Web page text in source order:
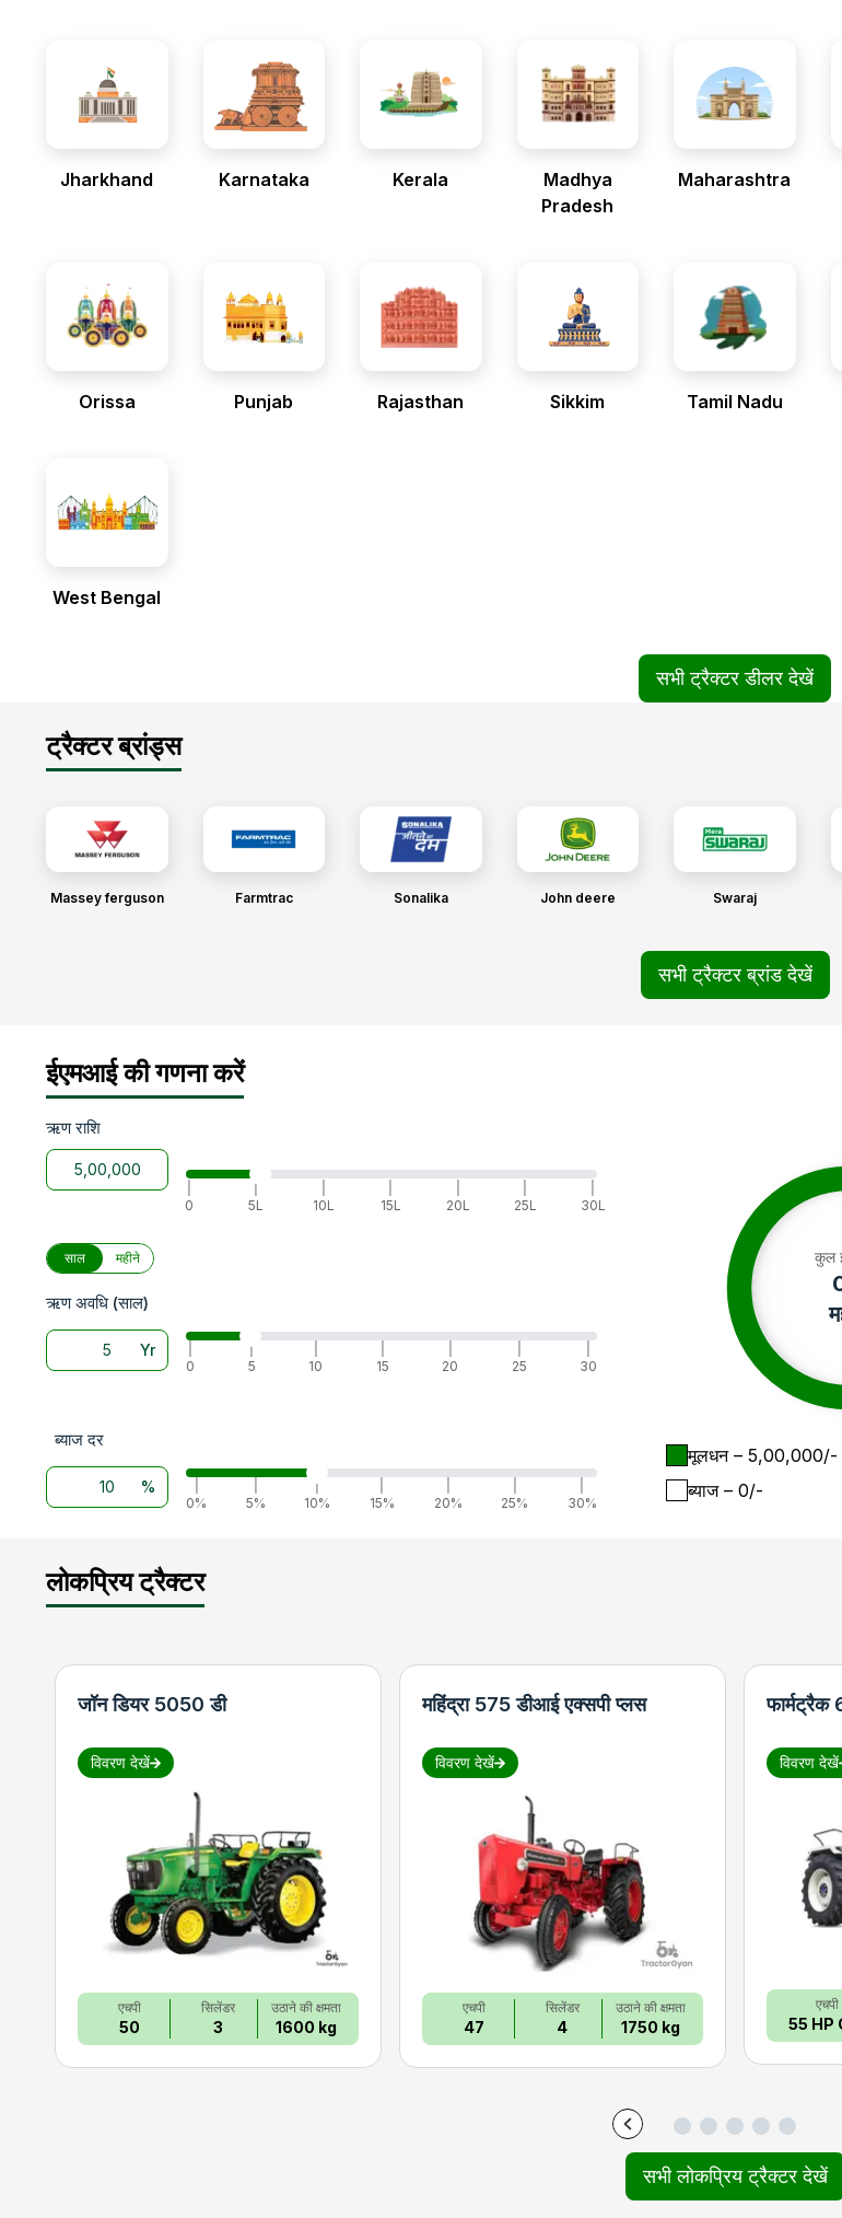
Jharkhand Karnataka Kerala
Madhya
Pradesh
Maharashtra
Orissa Punjab Rajasthan Sikkim Tamil Nadu
West Bengal
सभी ट्रैक्टर डीलर देखें
ट्रैक्टर ब्रांड्स
Massey ferguson Farmtrac Sonalika John deere Swaraj
सभी ट्रैक्टर ब्रांड देखें
ईएमआई की गणना करें
ऋण राशि
0
|
5L
10L
15L
20L
25L
30L
साल महीने
ऋण अवधि (साल)
Yr
0
|
5
10
15
20
25
30
ब्याज दर
%
0%
5%
|
10%
15%
20%
25%
30%
कुल
मूलधन– ₹ 5,00,000/-
ब्याज– ₹ 0/-
लोकप्रिय ट्रैक्टर
जॉन डियर 5050 डी
विवरण देखें
एचपी
50
सिलेंडर
3
उठाने की क्षमता
1600 kg
महिंद्रा 575 डीआई एक्सपी प्लस
विवरण देखें
एचपी
47
सिलेंडर
4
उठाने की क्षमता
1750 kg
फार्मट्रैक
विवरण देखें
एचपी
55 HP
सभी लोकप्रिय ट्रैक्टर देखें